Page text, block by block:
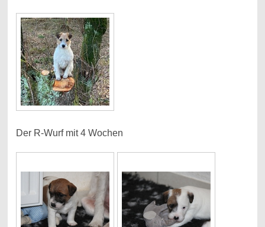
Der R-Wurf mit 4 Wochen